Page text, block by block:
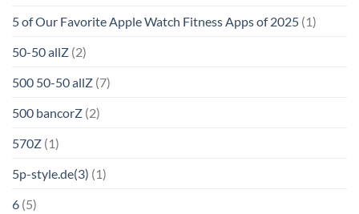
5 of Our Favorite Apple Watch Fitness Apps of 2025 (1)
50-50 allZ (2)
500 50-50 allZ (7)
500 bancorZ (2)
570Z (1)
5p-style.de(3) (1)
6 (5)